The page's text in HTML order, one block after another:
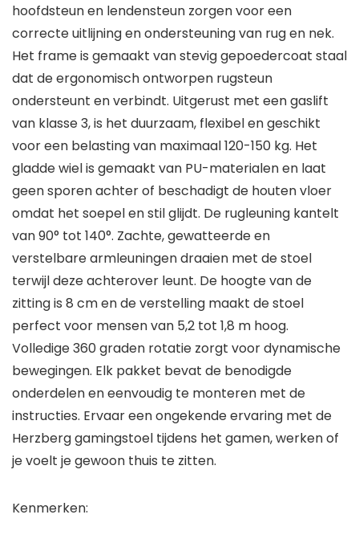
hoofdsteun en lendensteun zorgen voor een
correcte uitlijning en ondersteuning van rug en nek.
Het frame is gemaakt van stevig gepoedercoat staal
dat de ergonomisch ontworpen rugsteun
ondersteunt en verbindt. Uitgerust met een gaslift
van klasse 3, is het duurzaam, flexibel en geschikt
voor een belasting van maximaal 120-150 kg. Het
gladde wiel is gemaakt van PU-materialen en laat
geen sporen achter of beschadigt de houten vloer
omdat het soepel en stil glijdt. De rugleuning kantelt
van 90° tot 140°. Zachte, gewatteerde en
verstelbare armleuningen draaien met de stoel
terwijl deze achterover leunt. De hoogte van de
zitting is 8 cm en de verstelling maakt de stoel
perfect voor mensen van 5,2 tot 1,8 m hoog.
Volledige 360 graden rotatie zorgt voor dynamische
bewegingen. Elk pakket bevat de benodigde
onderdelen en eenvoudig te monteren met de
instructies. Ervaar een ongekende ervaring met de
Herzberg gamingstoel tijdens het gamen, werken of
je voelt je gewoon thuis te zitten.
Kenmerken: